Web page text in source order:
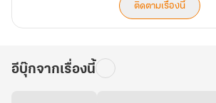
ทว่ามรสุมราชสำนักกลับโหมกระหน่ำ กู้หานโจวจำ
เข้าใจผิดคิดว่าเขาไร้ใจ จึงทิ้งหนังสือหย่า ตัดขาด
อย่างไร้ร่องรอย
ติดตามเรื่องนี้
อีบุ๊กจากเรื่องนี้